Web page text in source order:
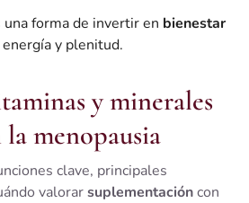
forma de invertir en bienestar
y plenitud.
y minerales
la menopausia
clave, principales
valorarsuplementacióncon